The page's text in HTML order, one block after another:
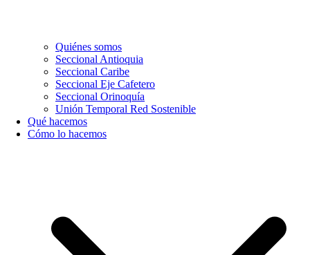
Quiénes somos
Seccional Antioquia
Seccional Caribe
Seccional Eje Cafetero
Seccional Orinoquía
Unión Temporal Red Sostenible
Qué hacemos
Cómo lo hacemos